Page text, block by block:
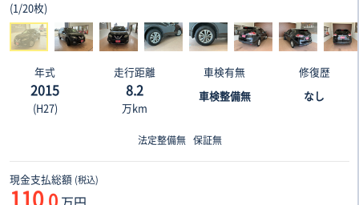
(1/20枚)
年式
2015
(H27)
走行距離
8.2
万km
車検有無
車検整備無
修復歴
なし
法定整備無 保証無
現金支払総額 (税込)
110.0